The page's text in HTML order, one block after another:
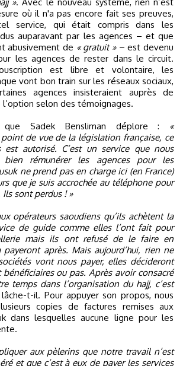
». Avec le nouveau système, rien n’est
où il n'a pas encore fait ses preuves,
service, qui était compris dans les
auparavant par les agences – et que
abusivement de « gratuit »– est devenu
les agences de rester dans le circuit.
est libre et volontaire, les
vont bon train sur les réseaux sociaux,
agences insisteraient auprès de
selon des témoignages.
que Sadek Bensliman déplore :
«
de vue de la législation française, ce
est autorisé. C’est un service que nous
rémunérer les agences pour les
ne prend pas en charge ici (en France)
que je suis accrochée au téléphone pour
sont perdus ! »
opérateurs saoudiens qu’ils achètent la
de guide comme elles l’ont fait pour
mais ils ont refusé de le faire en
payeront après. Mais aujourd’hui, rien ne
vont nous payer, elles décideront
ou pas. Après avoir consacré
temps dans l’organisation du hajj, c’est
t-il. Pour appuyer son propos, nous
copies de factures remises aux
dans lesquelles aucune ligne pour les
aux pèlerins que notre travail n’est
et que c’est à eux de payer les services